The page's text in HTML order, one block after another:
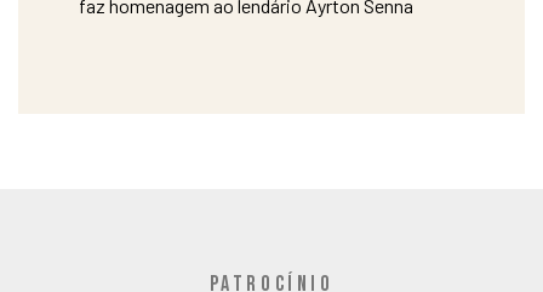
faz homenagem ao lendário Ayrton Senna
PATROCÍNIO